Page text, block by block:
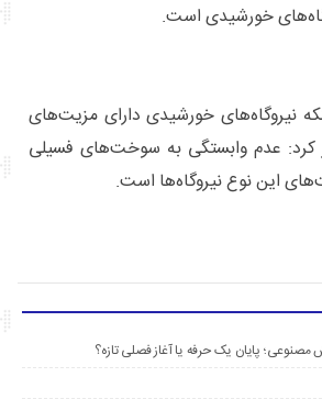
خورشیدی است.
نیروگاه‌های خورشیدی دارای مزیت‌های
کرد: عدم وابستگی به سوخت‌های فسیلی
این نوع نیروگاه‌ها است.
پایان یک حرفه یا آغاز فصلی تازه؟